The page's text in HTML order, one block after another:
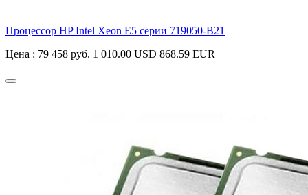
Процессор HP Intel Xeon E5 серии 719050-B21
Цена : 79 458 руб. 1 010.00 USD 868.59 EUR